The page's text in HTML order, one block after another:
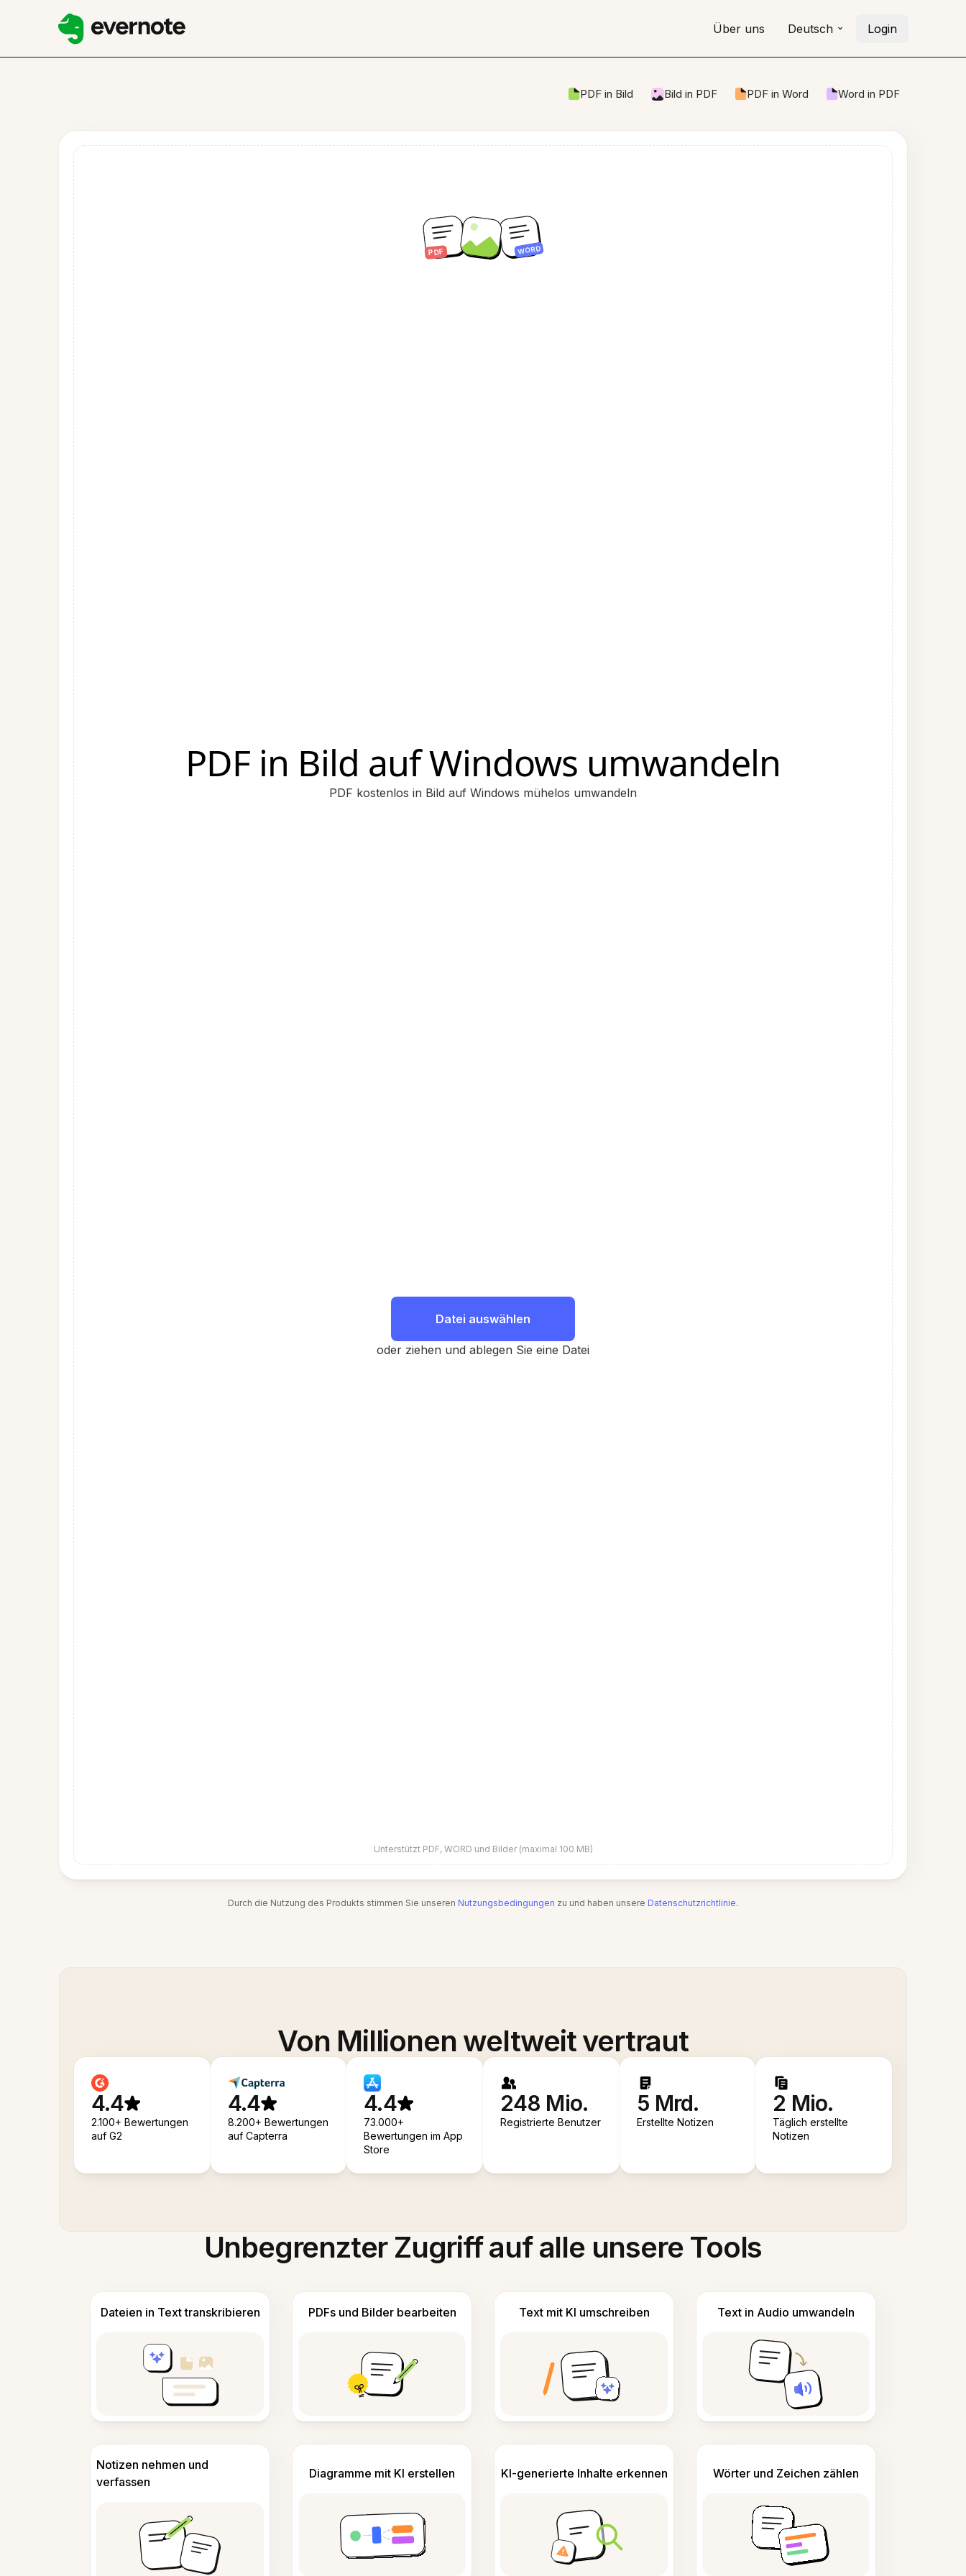
Über uns Deutsch Login
PDF in Bild Bild in PDF PDF in Word Word in PDF
PDF in Bild auf Windows umwandeln
PDF kostenlos in Bild auf Windows mühelos umwandeln
Datei auswählen
oder ziehen und ablegen Sie eine Datei
Unterstützt PDF, WORD und Bilder (maximal 100 MB)
Durch die Nutzung des Produkts stimmen Sie unseren Nutzungsbedingungen zu und haben unsere Datenschutzrichtlinie.
Von Millionen weltweit vertraut
4.4
2.100+ Bewertungen
auf G2
4.4
8.200+ Bewertungen
auf Capterra
4.4
73.000+
Bewertungen im App
Store
248 Mio.
Registrierte Benutzer
5 Mrd.
Erstellte Notizen
2 Mio.
Täglich erstellte
Notizen
Unbegrenzter Zugriff auf alle unsere Tools
Dateien in Text transkribieren PDFs und Bilder bearbeiten Text mit KI umschreiben Text in Audio umwandeln
Notizen nehmen und
verfassen
Diagramme mit KI erstellen KI-generierte Inhalte erkennen Wörter und Zeichen zählen